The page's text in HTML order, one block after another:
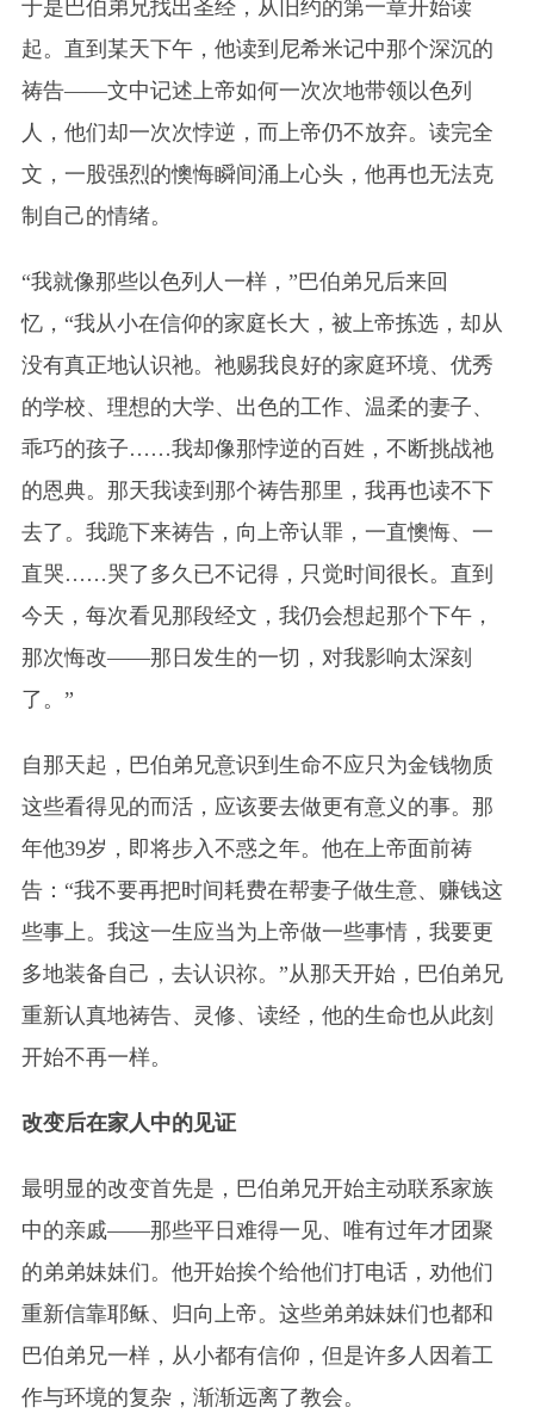
于是巴伯弟兄找出圣经，从旧约的第一章开始读
起。直到某天下午，他读到尼希米记中那个深沉的
祷告——文中记述上帝如何一次次地带领以色列
人，他们却一次次悖逆，而上帝仍不放弃。读完全
文，一股强烈的懊悔瞬间涌上心头，他再也无法克
制自己的情绪。
“我就像那些以色列人一样，”巴伯弟兄后来回
忆，“我从小在信仰的家庭长大，被上帝拣选，却从
没有真正地认识祂。祂赐我良好的家庭环境、优秀
的学校、理想的大学、出色的工作、温柔的妻子、
乖巧的孩子……我却像那悖逆的百姓，不断挑战祂
的恩典。那天我读到那个祷告那里，我再也读不下
去了。我跪下来祷告，向上帝认罪，一直懊悔、一
直哭……哭了多久已不记得，只觉时间很长。直到
今天，每次看见那段经文，我仍会想起那个下午，
那次悔改——那日发生的一切，对我影响太深刻
了。”
自那天起，巴伯弟兄意识到生命不应只为金钱物质
这些看得见的而活，应该要去做更有意义的事。那
年他39岁，即将步入不惑之年。他在上帝面前祷
告：“我不要再把时间耗费在帮妻子做生意、赚钱这
些事上。我这一生应当为上帝做一些事情，我要更
多地装备自己，去认识祢。”从那天开始，巴伯弟兄
重新认真地祷告、灵修、读经，他的生命也从此刻
开始不再一样。
改变后在家人中的见证
最明显的改变首先是，巴伯弟兄开始主动联系家族
中的亲戚——那些平日难得一见、唯有过年才团聚
的弟弟妹妹们。他开始挨个给他们打电话，劝他们
重新信靠耶稣、归向上帝。这些弟弟妹妹们也都和
巴伯弟兄一样，从小都有信仰，但是许多人因着工
作与环境的复杂，渐渐远离了教会。